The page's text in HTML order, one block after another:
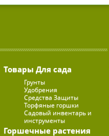
Товары Для сада
Грунты
Удобрения
Средства Защиты
Торфяные горшки
Садовый инвентарь и
инструменты
Горшечные растения